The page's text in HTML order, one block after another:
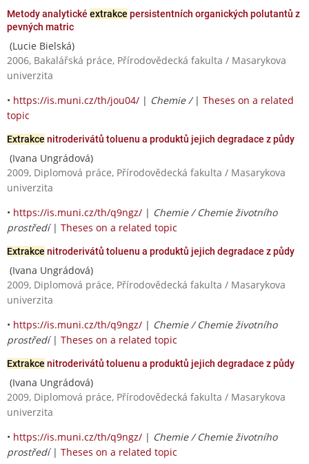
Metody analytické extrakce persistentních organických polutantů z
pevných matric
(Lucie Bielská)
2006, Bakalářská práce, Přírodovědecká fakulta / Masarykova
univerzita
• https://is.muni.cz/th/jou04/ | Chemie / | Theses on a related
topic
Extrakce nitroderivátů toluenu a produktů jejich degradace z půdy
(Ivana Ungrádová)
2009, Diplomová práce, Přírodovědecká fakulta / Masarykova
univerzita
• https://is.muni.cz/th/q9ngz/ | Chemie / Chemie životního
prostředí| Theses on a related topic
Extrakce nitroderivátů toluenu a produktů jejich degradace z půdy
(Ivana Ungrádová)
2009, Diplomová práce, Přírodovědecká fakulta / Masarykova
univerzita
• https://is.muni.cz/th/q9ngz/ | Chemie / Chemie životního
prostředí| Theses on a related topic
Extrakce nitroderivátů toluenu a produktů jejich degradace z půdy
(Ivana Ungrádová)
2009, Diplomová práce, Přírodovědecká fakulta / Masarykova
univerzita
• https://is.muni.cz/th/q9ngz/ | Chemie / Chemie životního
prostředí| Theses on a related topic